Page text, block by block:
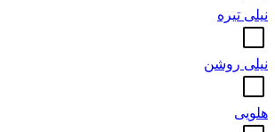
نیلی تیره
نیلی روشن
هلویی